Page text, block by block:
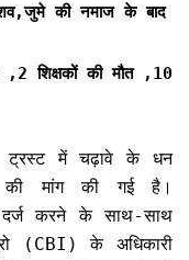
शव,जुमे की नमाज के बाद
,2 शिक्षकों की मौत ,10
ट्रस्ट में चढ़ावे के धन
मांग की गई है।
दर्ज करने के साथ-साथ
(CBI) के अधिकारी